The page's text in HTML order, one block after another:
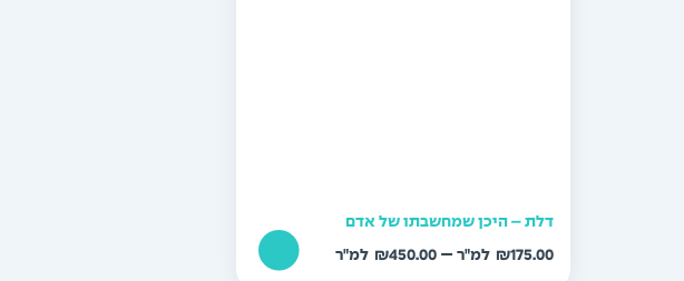
דלת – היכן שמחשבתו של אדם
₪175.00
–
₪450.00
טווח